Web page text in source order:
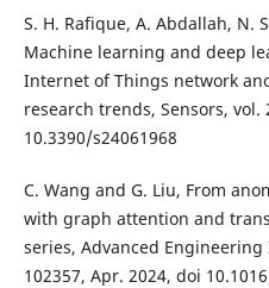
S. H. Rafique, A. Abdallah, N.
Machine learning and deep
Internet of Things network
research trends, Sensors, vol.
10.3390/s24061968
C. Wang and G. Liu, From
with graph attention and
series, Advanced
102357, Apr. 2024, doi